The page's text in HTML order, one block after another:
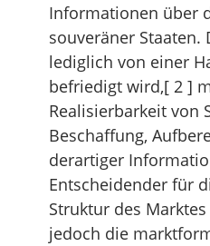
Informationen über
souveräner Staaten.
lediglich von einer
befriedigt wird,[ 2 ]
Realisierbarkeit von
Beschaffung,
derartiger
Entscheidender für
Struktur des
jedoch die